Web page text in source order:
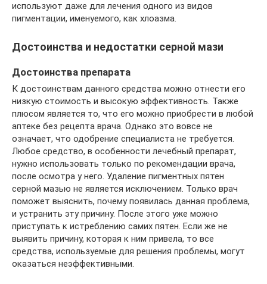
используют даже для лечения одного из видов
пигментации, именуемого, как хлоазма.
Достоинства и недостатки серной мази
Достоинства препарата
К достоинствам данного средства можно отнести его
низкую стоимость и высокую эффективность. Также
плюсом является то, что его можно приобрести в любой
аптеке без рецепта врача. Однако это вовсе не
означает, что одобрение специалиста не требуется.
Любое средство, в особенности лечебный препарат,
нужно использовать только по рекомендации врача,
после осмотра у него. Удаление пигментных пятен
серной мазью не является исключением. Только врач
поможет выяснить, почему появилась данная проблема,
и устранить эту причину. После этого уже можно
приступать к истреблению самих пятен. Если же не
выявить причину, которая к ним привела, то все
средства, используемые для решения проблемы, могут
оказаться неэффективными.